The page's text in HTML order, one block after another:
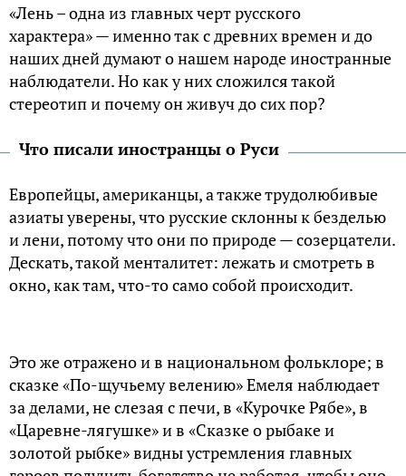
«Лень – одна из главных черт русского
характера» — именно так с древних времен и до
наших дней думают о нашем народе иностранные
наблюдатели. Но как у них сложился такой
стереотип и почему он живуч до сих пор?
Что писали иностранцы о Руси
Европейцы, американцы, а также трудолюбивые
азиаты уверены, что русские склонны к безделью
и лени, потому что они по природе — созерцатели.
Дескать, такой менталитет: лежать и смотреть в
окно, как там, что-то само собой происходит.
Это же отражено и в национальном фольклоре; в
сказке «По-щучьему велению» Емеля наблюдает
за делами, не слезая с печи, в «Курочке Рябе», в
«Царевне-лягушке» и в «Сказке о рыбаке и
золотой рыбке» видны устремления главных